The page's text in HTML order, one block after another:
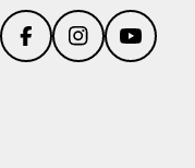
FacebookInstagramYouTube